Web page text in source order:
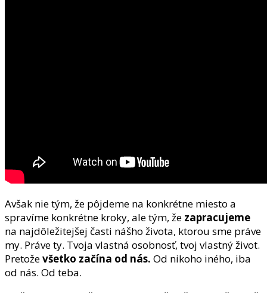
Avšak nie tým, že pôjdeme na konkrétne miesto a
spravíme konkrétne kroky, ale tým, že zapracujeme
na najdôležitejšej časti nášho života, ktorou sme práve
my. Práve ty. Tvoja vlastná osobnosť, tvoj vlastný život.
Pretoževšetko začína od nás. Od nikoho iného, iba
od nás. Od teba.